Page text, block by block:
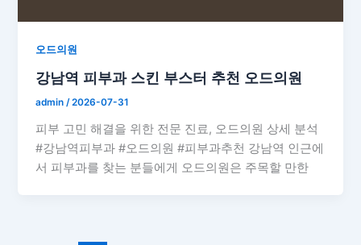
오드의원
강남역 피부과 스킨 부스터 추천 오드의원
admin/2026-07-31
피부 고민 해결을 위한 전문 진료, 오드의원 상세 분석
#강남역피부과 #오드의원 #피부과추천 강남역 인근에
서 피부과를 찾는 분들에게 오드의원은 주목할 만한